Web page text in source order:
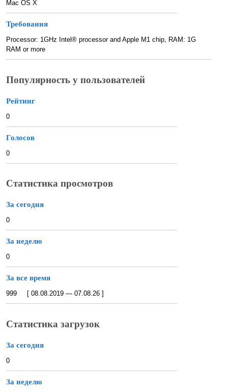
Mac OS X
Требования
Processor: 1GHz Intel® processor and Apple M1 chip, RAM: 1G
RAM or more
Популярность у пользователей
Рейтинг
0
Голосов
0
Статистика просмотров
За сегодня
0
За неделю
0
За все время
999 [ 08.08.2019 — 07.08.26 ]
Статистика загрузок
За сегодня
0
За неделю